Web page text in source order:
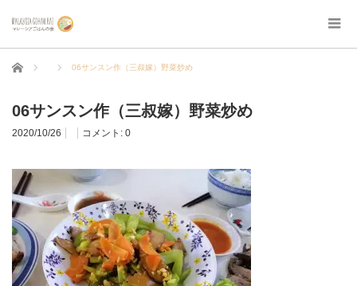
ホーム 06サンスン作（三叔嫁）野菜炒め
06サンスン作（三叔嫁）野菜炒め
2020/10/26 コメント: 0